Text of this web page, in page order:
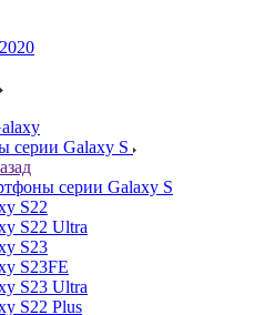
серии Galaxy S
серии Galaxy S
S22
S22 Ultra
S23
S23FE
S23 Ultra
S22 Plus